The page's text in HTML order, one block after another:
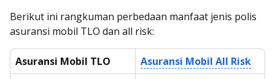
Berikut ini rangkuman perbedaan manfaat jenis polis
asuransi mobil TLO dan all risk:
Asuransi Mobil TLO
Asuransi Mobil All Risk